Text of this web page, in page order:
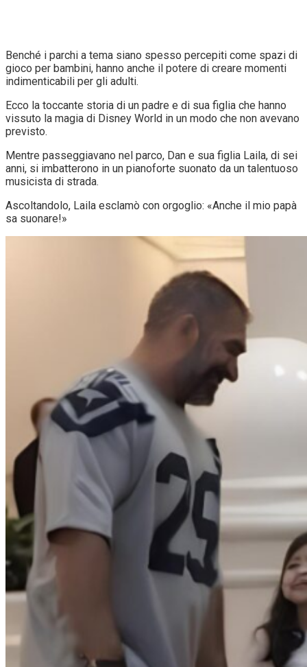
Benché i parchi a tema siano spesso percepiti come spazi di
gioco per bambini, hanno anche il potere di creare momenti
indimenticabili per gli adulti.
Ecco la toccante storia di un padre e di sua figlia che hanno
vissuto la magia di Disney World in un modo che non avevano
previsto.
Mentre passeggiavano nel parco, Dan e sua figlia Laila, di sei
anni, si imbatterono in un pianoforte suonato da un talentuoso
musicista di strada.
Ascoltandolo, Laila esclamò con orgoglio: «Anche il mio papà
sa suonare!»